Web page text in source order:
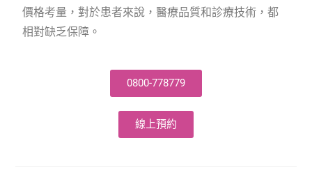
價格考量，對於患者來說，醫療品質和診療技術，都
相對缺乏保障。
0800-778779
線上預約